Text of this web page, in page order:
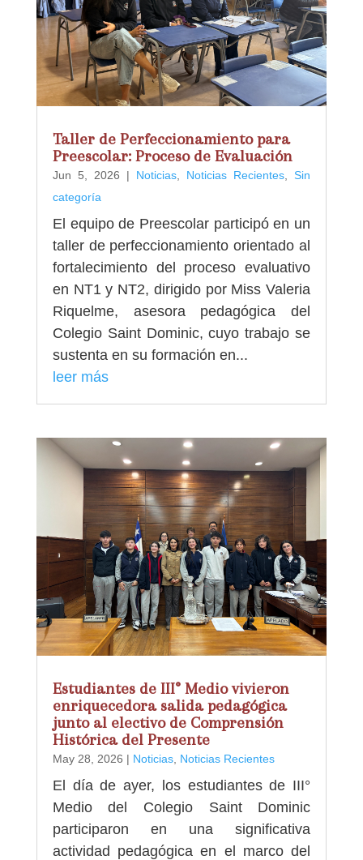
Taller de Perfeccionamiento para
Preescolar: Proceso de Evaluación
Jun 5, 2026 | Noticias Noticias Recientes ,Sin
categoría
El equipo de Preescolar participó en un
taller de perfeccionamiento orientado al
fortalecimiento del proceso evaluativo
en NT1 y NT2, dirigido por Miss Valeria
Riquelme, asesora pedagógica del
Colegio Saint Dominic, cuyo trabajo se
sustenta en su formación en...
leer más
Estudiantes de III° Medio vivieron
enriquecedora salida pedagógica
junto al electivo de Comprensión
Histórica del Presente
May 28, 2026 | Noticias, Noticias Recientes
El día de ayer, los estudiantes de III°
Medio del Colegio Saint Dominic
participaron en una significativa
actividad pedagógica en el marco del